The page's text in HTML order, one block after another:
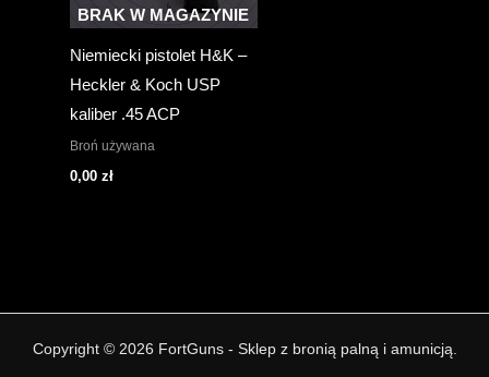
BRAK W MAGAZYNIE
Niemiecki pistolet H&K –
Heckler & Koch USP
kaliber .45 ACP
Broń używana
0,00 zł
Copyright © 2026 FortGuns - Sklep z bronią palną i amunicją.